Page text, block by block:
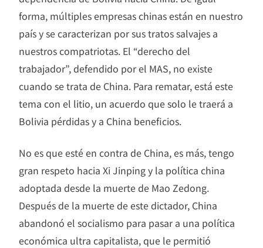
forma, múltiples empresas chinas están en nuestro
país y se caracterizan por sus tratos salvajes a
nuestros compatriotas. El “derecho del
trabajador”, defendido por el MAS, no existe
cuando se trata de China. Para rematar, está este
tema con el litio, un acuerdo que solo le traerá a
Bolivia pérdidas y a China beneficios.
No es que esté en contra de China, es más, tengo
gran respeto hacia Xi Jinping y la política china
adoptada desde la muerte de Mao Zedong.
Después de la muerte de este dictador, China
abandonó el socialismo para pasar a una política
económica ultra capitalista, que le permitió